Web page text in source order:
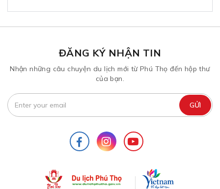
ĐĂNG KÝ NHẬN TIN
Nhận những câu chuyện du lịch mới từ Phú Thọ đến hộp thư
của bạn.